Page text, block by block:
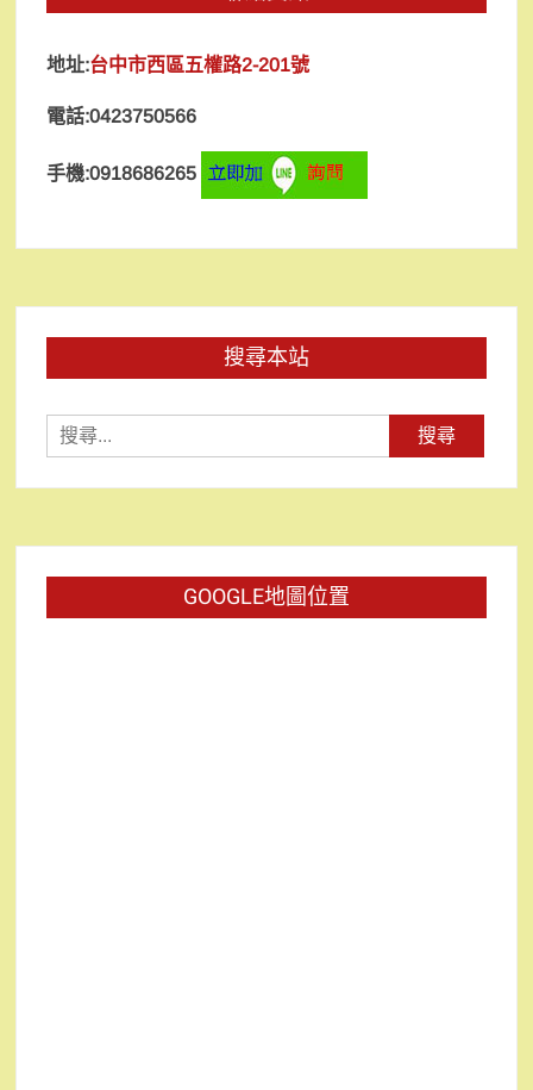
地址:台中市西區五權路2-201號
電話:0423750566
手機:0918686265
搜尋本站
尋
關
GOOGLE地圖位置